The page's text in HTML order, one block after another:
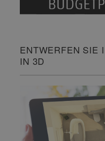
ENTWERFEN SIE
IN 3D